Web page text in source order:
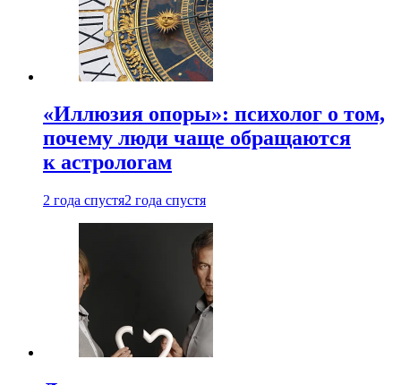
«Иллюзия опоры»: психолог о том,
почему люди чаще обращаются
к астрологам
2 года спустя2 года спустя